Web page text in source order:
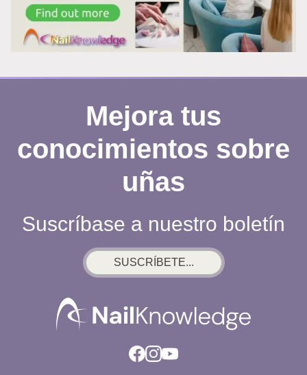
VERANO,
Y
AQUÍ
POR
QUÉ
NO
APARTAR
MIRADA
Mejora tus
conocimientos sobre
uñas
Suscríbase a nuestro boletín
SUSCRÍBETE...